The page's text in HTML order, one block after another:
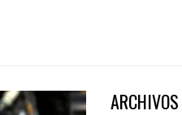
ARCHIVOS